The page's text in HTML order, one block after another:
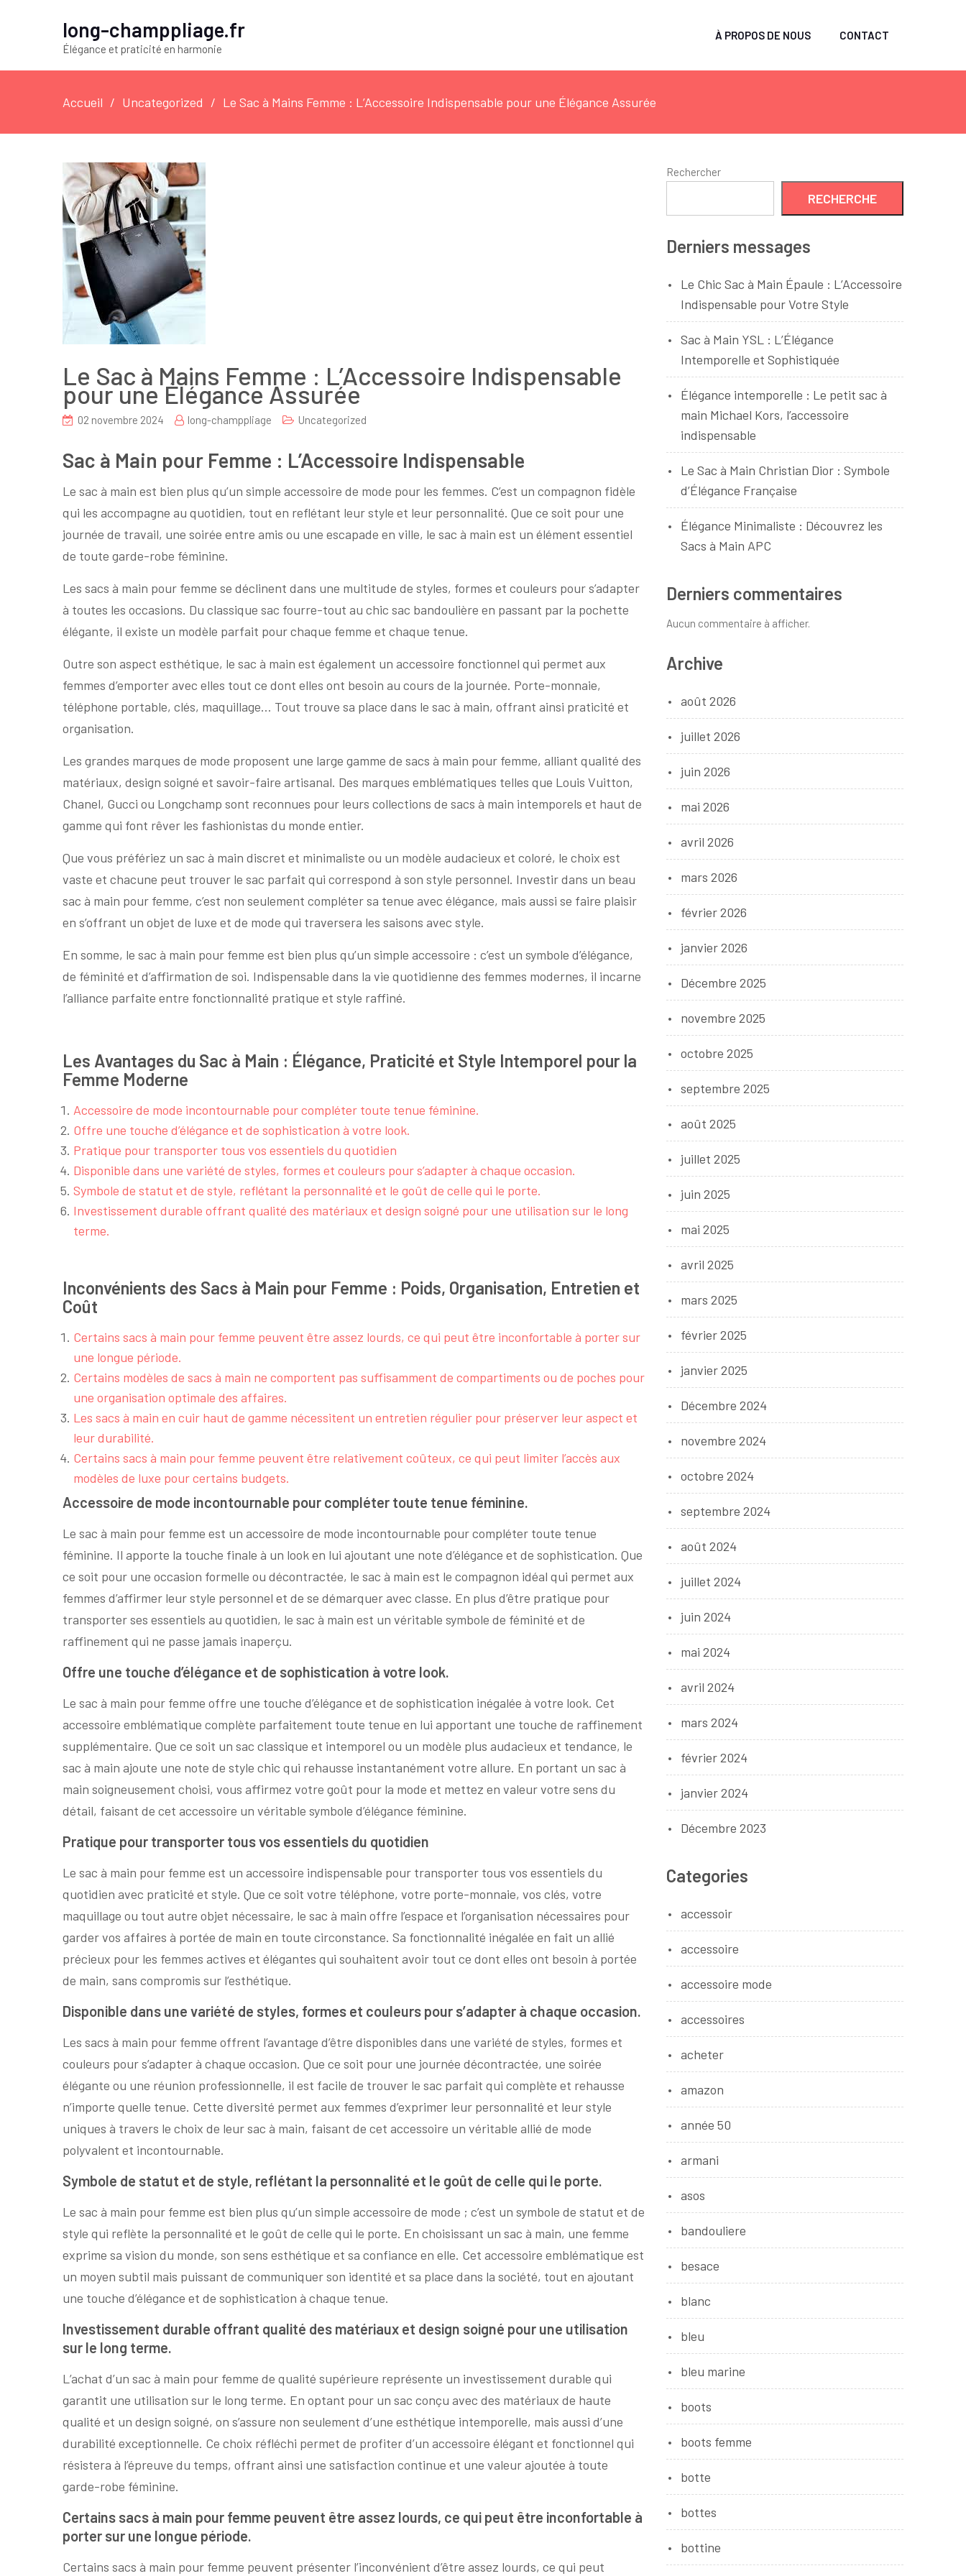
long-champpliage.fr
Élégance et praticité en harmonie
À PROPOS DE NOUS CONTACT
Accueil Uncategorized Le Sac à Mains Femme : L’Accessoire Indispensable pour une Élégance Assurée
Le Sac à Mains Femme : L’Accessoire Indispensable
pour une Élégance Assurée
02 novembre 2024 long-champpliage Uncategorized
Sac à Main pour Femme : L’Accessoire Indispensable
Le sac à main est bien plus qu’un simple accessoire de mode pour les femmes. C’est un compagnon fidèle
qui les accompagne au quotidien, tout en reflétant leur style et leur personnalité. Que ce soit pour une
journée de travail, une soirée entre amis ou une escapade en ville, le sac à main est un élément essentiel
de toute garde-robe féminine.
Les sacs à main pour femme se déclinent dans une multitude de styles, formes et couleurs pour s’adapter
à toutes les occasions. Du classique sac fourre-tout au chic sac bandoulière en passant par la pochette
élégante, il existe un modèle parfait pour chaque femme et chaque tenue.
Outre son aspect esthétique, le sac à main est également un accessoire fonctionnel qui permet aux
femmes d’emporter avec elles tout ce dont elles ont besoin au cours de la journée. Porte-monnaie,
téléphone portable, clés, maquillage… Tout trouve sa place dans le sac à main, offrant ainsi praticité et
organisation.
Les grandes marques de mode proposent une large gamme de sacs à main pour femme, alliant qualité des
matériaux, design soigné et savoir-faire artisanal. Des marques emblématiques telles que Louis Vuitton,
Chanel, Gucci ou Longchamp sont reconnues pour leurs collections de sacs à main intemporels et haut de
gamme qui font rêver les fashionistas du monde entier.
Que vous préfériez un sac à main discret et minimaliste ou un modèle audacieux et coloré, le choix est
vaste et chacune peut trouver le sac parfait qui correspond à son style personnel. Investir dans un beau
sac à main pour femme, c’est non seulement compléter sa tenue avec élégance, mais aussi se faire plaisir
en s’offrant un objet de luxe et de mode qui traversera les saisons avec style.
En somme, le sac à main pour femme est bien plus qu’un simple accessoire : c’est un symbole d’élégance,
de féminité et d’affirmation de soi. Indispensable dans la vie quotidienne des femmes modernes, il incarne
l’alliance parfaite entre fonctionnalité pratique et style raffiné.
Les Avantages du Sac à Main : Élégance, Praticité et Style Intemporel pour la
Femme Moderne
Accessoire de mode incontournable pour compléter toute tenue féminine.
Offre une touche d’élégance et de sophistication à votre look.
Pratique pour transporter tous vos essentiels du quotidien
Disponible dans une variété de styles, formes et couleurs pour s’adapter à chaque occasion.
Symbole de statut et de style, reflétant la personnalité et le goût de celle qui le porte.
Investissement durable offrant qualité des matériaux et design soigné pour une utilisation sur le long
terme.
Inconvénients des Sacs à Main pour Femme : Poids, Organisation, Entretien et
Coût
Certains sacs à main pour femme peuvent être assez lourds, ce qui peut être inconfortable à porter sur
une longue période.
Certains modèles de sacs à main ne comportent pas suffisamment de compartiments ou de poches pour
une organisation optimale des affaires.
Les sacs à main en cuir haut de gamme nécessitent un entretien régulier pour préserver leur aspect et
leur durabilité.
Certains sacs à main pour femme peuvent être relativement coûteux, ce qui peut limiter l’accès aux
modèles de luxe pour certains budgets.
Accessoire de mode incontournable pour compléter toute tenue féminine.
Le sac à main pour femme est un accessoire de mode incontournable pour compléter toute tenue
féminine. Il apporte la touche finale à un look en lui ajoutant une note d’élégance et de sophistication. Que
ce soit pour une occasion formelle ou décontractée, le sac à main est le compagnon idéal qui permet aux
femmes d’affirmer leur style personnel et de se démarquer avec classe. En plus d’être pratique pour
transporter ses essentiels au quotidien, le sac à main est un véritable symbole de féminité et de
raffinement qui ne passe jamais inaperçu.
Offre une touche d’élégance et de sophistication à votre look.
Le sac à main pour femme offre une touche d’élégance et de sophistication inégalée à votre look. Cet
accessoire emblématique complète parfaitement toute tenue en lui apportant une touche de raffinement
supplémentaire. Que ce soit un sac classique et intemporel ou un modèle plus audacieux et tendance, le
sac à main ajoute une note de style chic qui rehausse instantanément votre allure. En portant un sac à
main soigneusement choisi, vous affirmez votre goût pour la mode et mettez en valeur votre sens du
détail, faisant de cet accessoire un véritable symbole d’élégance féminine.
Pratique pour transporter tous vos essentiels du quotidien
Le sac à main pour femme est un accessoire indispensable pour transporter tous vos essentiels du
quotidien avec praticité et style. Que ce soit votre téléphone, votre porte-monnaie, vos clés, votre
maquillage ou tout autre objet nécessaire, le sac à main offre l’espace et l’organisation nécessaires pour
garder vos affaires à portée de main en toute circonstance. Sa fonctionnalité inégalée en fait un allié
précieux pour les femmes actives et élégantes qui souhaitent avoir tout ce dont elles ont besoin à portée
de main, sans compromis sur l’esthétique.
Disponible dans une variété de styles, formes et couleurs pour s’adapter à chaque occasion.
Les sacs à main pour femme offrent l’avantage d’être disponibles dans une variété de styles, formes et
couleurs pour s’adapter à chaque occasion. Que ce soit pour une journée décontractée, une soirée
élégante ou une réunion professionnelle, il est facile de trouver le sac parfait qui complète et rehausse
n’importe quelle tenue. Cette diversité permet aux femmes d’exprimer leur personnalité et leur style
uniques à travers le choix de leur sac à main, faisant de cet accessoire un véritable allié de mode
polyvalent et incontournable.
Symbole de statut et de style, reflétant la personnalité et le goût de celle qui le porte.
Le sac à main pour femme est bien plus qu’un simple accessoire de mode ; c’est un symbole de statut et de
style qui reflète la personnalité et le goût de celle qui le porte. En choisissant un sac à main, une femme
exprime sa vision du monde, son sens esthétique et sa confiance en elle. Cet accessoire emblématique est
un moyen subtil mais puissant de communiquer son identité et sa place dans la société, tout en ajoutant
une touche d’élégance et de sophistication à chaque tenue.
Investissement durable offrant qualité des matériaux et design soigné pour une utilisation
sur le long terme.
L’achat d’un sac à main pour femme de qualité supérieure représente un investissement durable qui
garantit une utilisation sur le long terme. En optant pour un sac conçu avec des matériaux de haute
qualité et un design soigné, on s’assure non seulement d’une esthétique intemporelle, mais aussi d’une
durabilité exceptionnelle. Ce choix réfléchi permet de profiter d’un accessoire élégant et fonctionnel qui
résistera à l’épreuve du temps, offrant ainsi une satisfaction continue et une valeur ajoutée à toute
garde-robe féminine.
Certains sacs à main pour femme peuvent être assez lourds, ce qui peut être inconfortable à
porter sur une longue période.
Certains sacs à main pour femme peuvent présenter l’inconvénient d’être assez lourds, ce qui peut
Rechercher
RECHERCHE
Derniers messages
Le Chic Sac à Main Épaule : L’Accessoire
Indispensable pour Votre Style
Sac à Main YSL : L’Élégance
Intemporelle et Sophistiquée
Élégance intemporelle : Le petit sac à
main Michael Kors, l’accessoire
indispensable
Le Sac à Main Christian Dior : Symbole
d’Élégance Française
Élégance Minimaliste : Découvrez les
Sacs à Main APC
Derniers commentaires
Aucun commentaire à afficher.
Archive
août 2026
juillet 2026
juin 2026
mai 2026
avril 2026
mars 2026
février 2026
janvier 2026
Décembre 2025
novembre 2025
octobre 2025
septembre 2025
août 2025
juillet 2025
juin 2025
mai 2025
avril 2025
mars 2025
février 2025
janvier 2025
Décembre 2024
novembre 2024
octobre 2024
septembre 2024
août 2024
juillet 2024
juin 2024
mai 2024
avril 2024
mars 2024
février 2024
janvier 2024
Décembre 2023
Categories
accessoir
accessoire
accessoire mode
accessoires
acheter
amazon
année 50
armani
asos
bandouliere
besace
blanc
bleu
bleu marine
boots
boots femme
botte
bottes
bottine